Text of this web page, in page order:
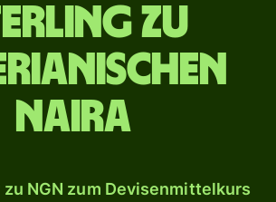
zu
Naira
zu NGN zum Devisenmittelkurs